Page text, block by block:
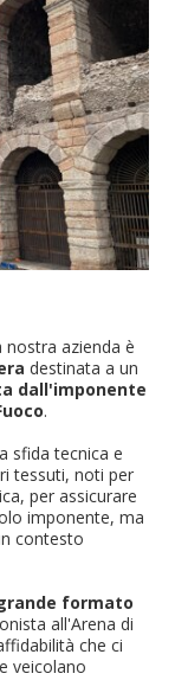
azienda è
destinata a un
dall'imponente
.
sfida tecnica e
tessuti, noti per
per assicurare
imponente, ma
contesto
formato
all'Arena di
che ci
veicolano